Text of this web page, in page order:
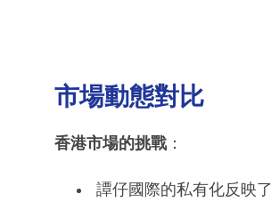
市場動態對比
香港市場的挑戰：
譚仔國際的私有化反映